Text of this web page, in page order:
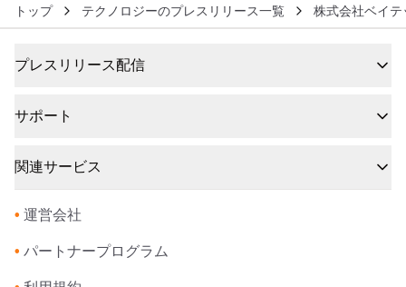
トップ テクノロジーのプレスリリース一覧 株式会社ベイ
プレスリリース配信
サポート
関連サービス
• 運営会社
• パートナープログラム